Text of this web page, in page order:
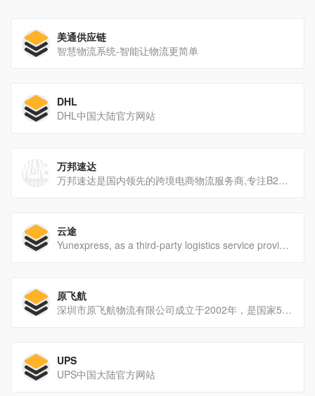
美通供应链
智慧物流系统-智能让物流更简单
DHL
DHL中国大陆官方网站
万邦速达
万邦速达是国内领先的跨境电商物流服务商,专注B2C包裹直发解决方案,欧美专线,FBA头程,国际小包专线,英国专线,法国专线,德国专线,美国专线、B2B海外头程运输、敏感产品特殊物流解决方案,海外退货处理等服务。
云途
Yunexpress, as a third-party logistics service provider, offer various logistics solutions, including international shipping, FBA transfer and so on.
原飞航
深圳市原飞航物流有限公司成立于2002年，是国家5A级、深圳市重点物流企业。历经20余年的发展和沉淀，已形成以国内快运、港澳台专线、整车运输、国际快递、国际小包、国际专线、国际空运、国际海运为核心业务的大型综合性物流企业。
UPS
UPS中国大陆官方网站